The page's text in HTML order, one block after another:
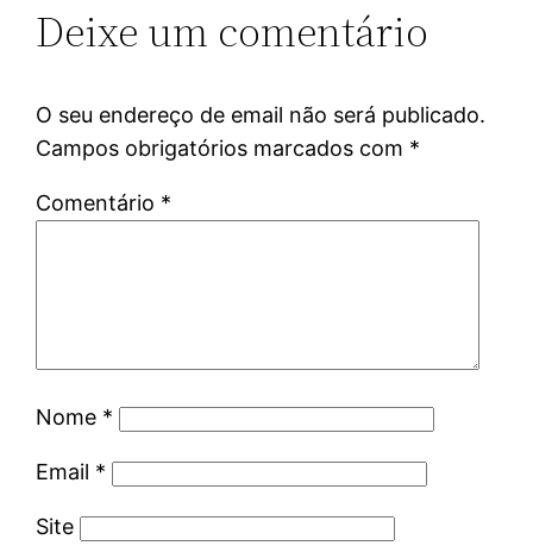
Deixe um comentário
O seu endereço de email não será publicado.
Campos obrigatórios marcados com *
Comentário *
Nome *
Email *
Site